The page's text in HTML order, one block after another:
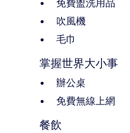
免費盥洗用品
吹風機
毛巾
掌握世界大小事
辦公桌
免費無線上網
餐飲